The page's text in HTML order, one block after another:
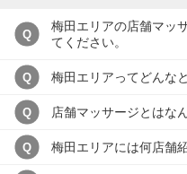
Q
梅田エリアの店舗マッ
てください。
Q 梅田エリアってどんな
Q 店舗マッサージとはな
Q 梅田エリアには何店舗